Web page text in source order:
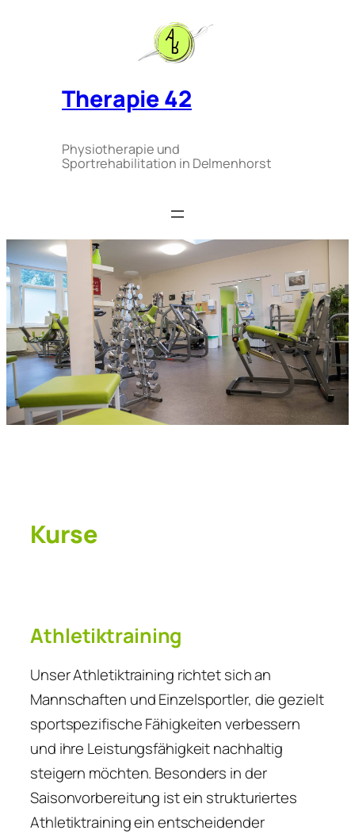
Therapie 42
Physiotherapie und
Sportrehabilitation in Delmenhorst
Kurse
Athletiktraining
Unser Athletiktraining richtet sich an
Mannschaften und Einzelsportler, die gezielt
sportspezifische Fähigkeiten verbessern
und ihre Leistungsfähigkeit nachhaltig
steigern möchten. Besonders in der
Saisonvorbereitung ist ein strukturiertes
Athletiktraining ein entscheidender